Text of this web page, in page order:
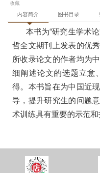
收藏
内容简介 图书目录
本书为“研究生学术
哲全文期刊上发表的优
所收录论文的作者均为
细阐述论文的选题立意
得。本书旨在为中国近
导，提升研究生的问题
术训练具有重要的示范和